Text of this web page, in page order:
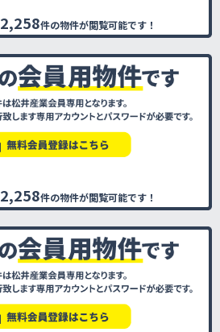
2,258件の物件が閲覧可能です！
2,258件の物件が閲覧可能です！